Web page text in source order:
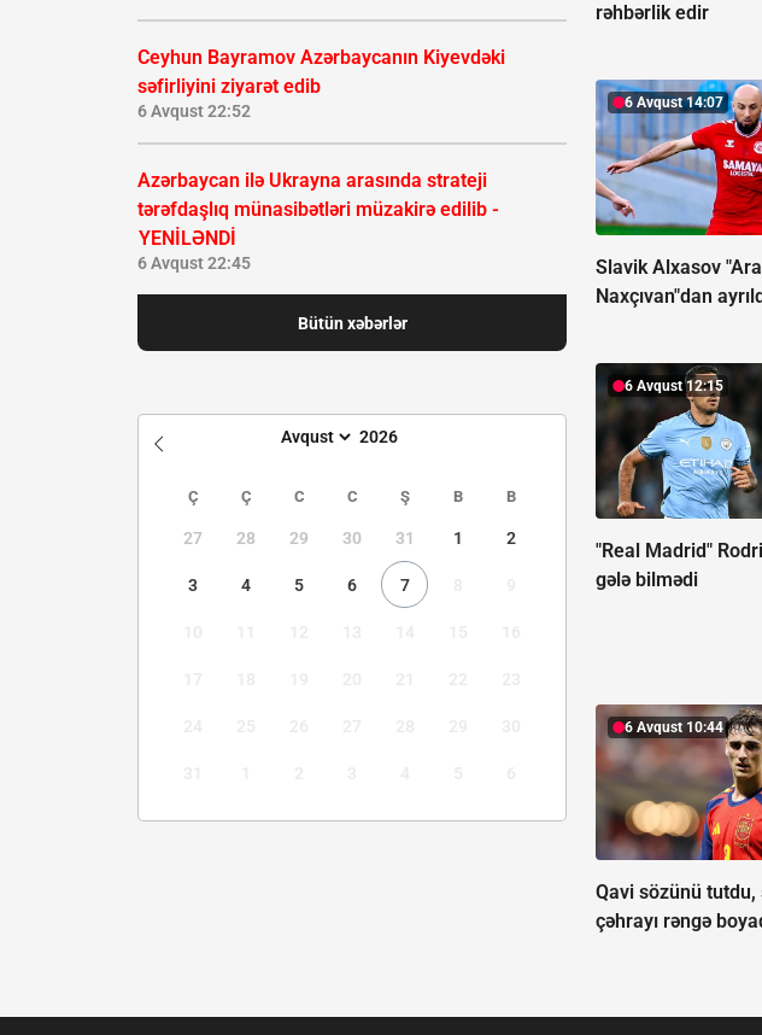
Ceyhun Bayramov Azərbaycanın Kiyevdəki
səfirliyini ziyarət edib
6 Avqust 22:52
Azərbaycan ilə Ukrayna arasında strateji
tərəfdaşlıq münasibətləri müzakirə edilib -
YENİLƏNDİ
6 Avqust 22:45
Bütün xəbərlər
Ç Ç C C Ş B B
27 28 29 30 31 1 2
3 4 5 6 7
rəhbərlik edir
6 Avqust 14:07
Slavik Alxasov
Naxçıvan"dan
6 Avqust 12:15
"Real Madrid" Rodri
gələ bilmədi
6 Avqust 10:44
Qavi sözünü tutdu,
çəhrayı rəngə